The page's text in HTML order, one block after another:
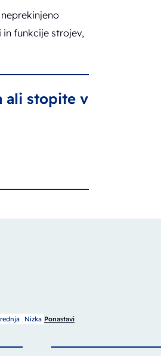
funkcije strojev,
ali stopite v
Nizka Ponastavi